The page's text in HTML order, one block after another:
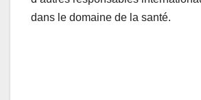
dans le domaine de la santé.